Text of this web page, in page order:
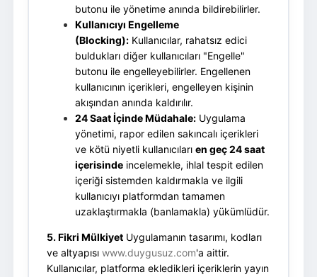
butonu ile yönetime anında bildirebilirler.
Kullanıcıyı Engelleme
(Blocking):Kullanıcılar, rahatsız edici
buldukları diğer kullanıcıları "Engelle"
butonu ile engelleyebilirler. Engellenen
kullanıcının içerikleri, engelleyen kişinin
akışından anında kaldırılır.
24 Saat İçinde Müdahale:Uygulama
yönetimi, rapor edilen sakıncalı içerikleri
ve kötü niyetli kullanıcıları en geç 24 saat
içerisindeincelemekle, ihlal tespit edilen
içeriği sistemden kaldırmakla ve ilgili
kullanıcıyı platformdan tamamen
uzaklaştırmakla (banlamakla) yükümlüdür.
5. Fikri MülkiyetUygulamanın tasarımı, kodları
ve altyapısı www.duygusuz.com'a aittir.
Kullanıcılar, platforma ekledikleri içeriklerin yayın